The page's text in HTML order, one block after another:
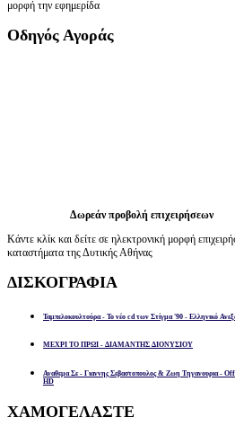
μορφή την εφημερίδα
Οδηγός Αγοράς
Δωρεάν προβολή επιχειρήσεων
Κάντε κλίκ και δείτε σε ηλεκτρονική μορφή
καταστήματα της Δυτικής Αθήνας
ΔΙΣΚΟΓΡΑΦΙΑ
Ταμπελοκουλτούρα - Το νέο cd των Στίγμα '90 - Ελληνικό
ΜΕΧΡΙ ΤΟ ΠΡΩΙ - ΔΙΑΜΑΝΤΗΣ ΔΙΟΝΥΣΙΟΥ
Αναθεμα Σε - Γιαννης Σεβαστοπουλος & Ζωη Τηγανουρια -
HD
ΧΑΜΟΓΕΛΑΣΤΕ